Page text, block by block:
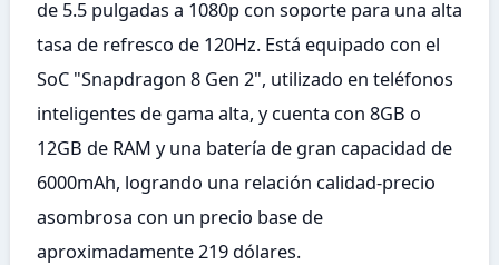
de 5.5 pulgadas a 1080p con soporte para una alta
tasa de refresco de 120Hz. Está equipado con el
SoC "Snapdragon 8 Gen 2", utilizado en teléfonos
inteligentes de gama alta, y cuenta con 8GB o
12GB de RAM y una batería de gran capacidad de
6000mAh, logrando una relación calidad-precio
asombrosa con un precio base de
aproximadamente 219 dólares.